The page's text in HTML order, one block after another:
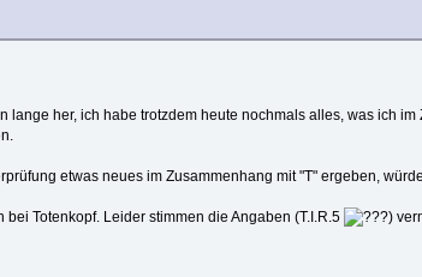
lange her, ich habe trotzdem heute nochmals alles, was ich
etwas neues im Zusammenhang mit "T" ergeben,
bei Totenkopf. Leider stimmen die Angaben (T.I.R.5
)